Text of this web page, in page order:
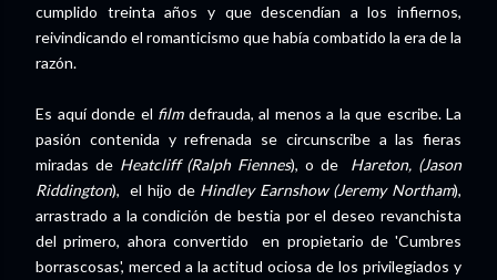
cumplido treinta años y que descendían a los infiernos,
reivindicando el romanticismo que había combatido la era de la
razón.
Es aquí donde el filmdefrauda, al menos a la que escribe. La
pasión contenida y refrenada se circunscribe a las fieras
miradas deHeatcliff (Ralph Fiennes), o de
Hareton, (Jason
Riddington), el hijo de Hindley Earnshow (Jeremy Northam),
arrastrado a la condición de bestia por el deseo revanchista
del primero, ahora convertido en propietario de 'Cumbres
borrascosas', merced a la actitud ociosa de los privilegiados y